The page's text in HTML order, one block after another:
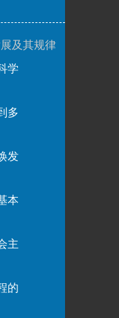
及其规律
学
多
发
本
主
的